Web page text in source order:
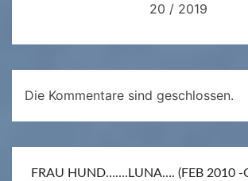
20 / 2019
Die Kommentare sind geschlossen.
FRAU HUND…….LUNA…. (FEB 2010 -